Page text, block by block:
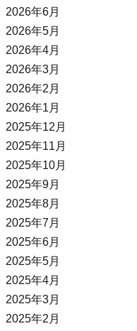
2026年6月
2026年5月
2026年4月
2026年3月
2026年2月
2026年1月
2025年12月
2025年11月
2025年10月
2025年9月
2025年8月
2025年7月
2025年6月
2025年5月
2025年4月
2025年3月
2025年2月